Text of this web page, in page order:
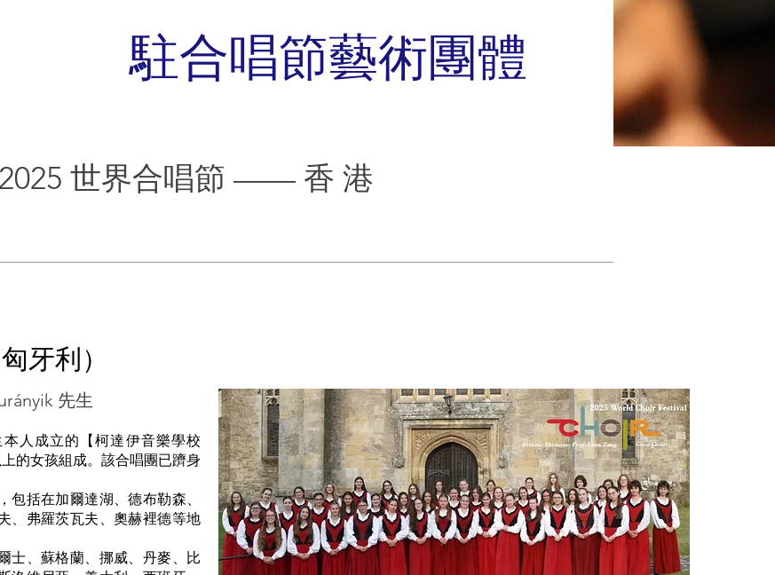
駐合唱節藝術團體
2025 世界合唱節 —— 香 港
牙利）
先生
人成立的【柯達伊音樂學校
的女孩組成。該合唱團已躋身
括在加爾達湖、德布勒森、
、弗羅茨瓦夫、奧赫裡德等地
士、蘇格蘭、挪威、丹麥、比